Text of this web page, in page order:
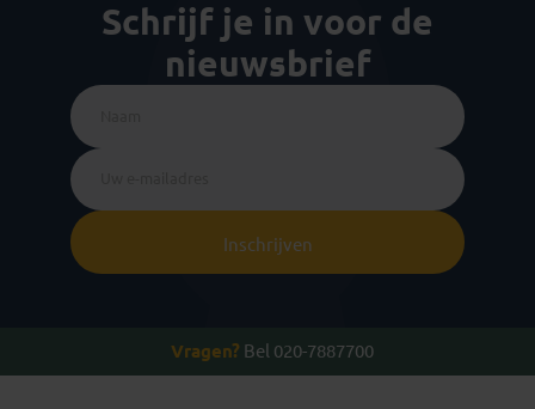
Schrijf je in voor de
nieuwsbrief
Inschrijven
Vragen? Bel 020-7887700